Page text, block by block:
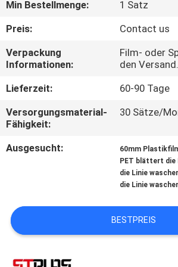
AUSFLUG
QUALITÄTSKONTROLLE
TRETEN
MIT
UNS
FORDERN
SIE
EIN
Min Bestellmenge:
1 Satz
Preis:
Contact us
Verpackung
Informationen:
Film- oder
den Versand.
Lieferzeit:
60-90 Tage
Versorgungsmaterial-
Fähigkeit:
30 Sätze/
Ausgesucht: 60mm
PET blättert
die Linie
die Linie
BESTPREIS